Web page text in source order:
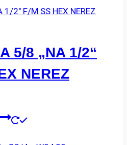
5/8 „NA 1/2“
NEREZ